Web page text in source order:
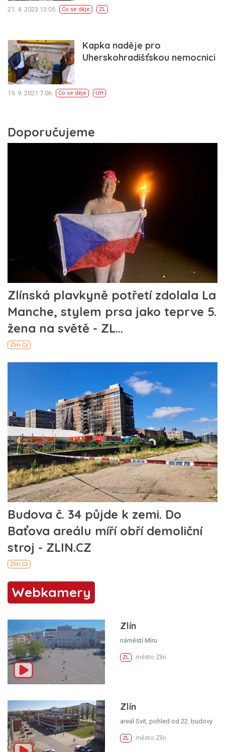
21. 4. 2023 13:05 Co se děje ZL
Kapka naděje pro
Uherskohradišťskou nemocnici
19. 9. 2021 7:06 Co se děje UH
Webkamery
Zlín
náměstí Míru
ZL město Zlín
Zlín
areál Svit, pohled od 22. budovy
ZL město Zlín